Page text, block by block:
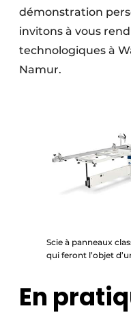
démonstration
invitons à vous
technologiques à
Namur.
Scie à panneaux
qui feront l’objet
En